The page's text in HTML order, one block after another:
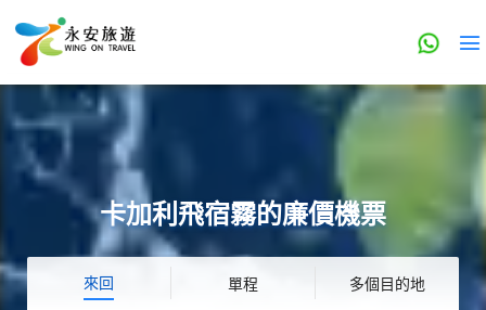
卡加利飛宿霧的廉價機票
來回 單程 多個目的地